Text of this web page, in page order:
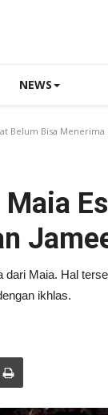
NEWS
Belum Bisa Menerima
Maia. Hal
ikhlas.